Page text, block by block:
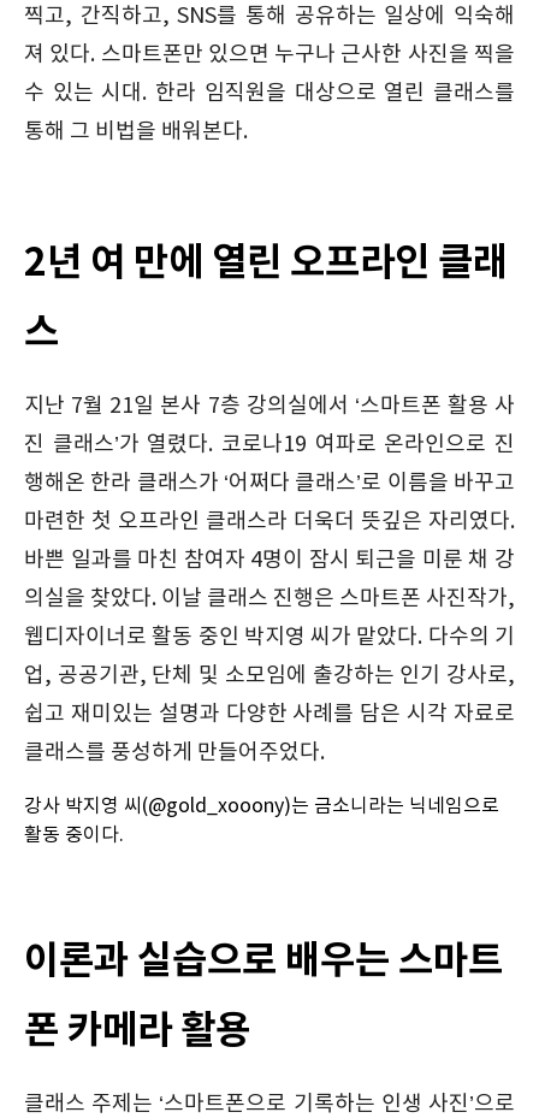
찍고, 간직하고, SNS를 통해 공유하는 일상에 익숙해
져 있다. 스마트폰만 있으면 누구나 근사한 사진을 찍을
수 있는 시대. 한라 임직원을 대상으로 열린 클래스를
통해 그 비법을 배워본다.
2년 여 만에 열린 오프라인 클래
스
지난 7월 21일 본사 7층 강의실에서 ‘스마트폰 활용 사
진 클래스’가 열렸다. 코로나19 여파로 온라인으로 진
행해온 한라 클래스가 ‘어쩌다 클래스’로 이름을 바꾸고
마련한 첫 오프라인 클래스라 더욱더 뜻깊은 자리였다.
바쁜 일과를 마친 참여자 4명이 잠시 퇴근을 미룬 채 강
의실을 찾았다. 이날 클래스 진행은 스마트폰 사진작가,
웹디자이너로 활동 중인 박지영 씨가 맡았다. 다수의 기
업, 공공기관, 단체 및 소모임에 출강하는 인기 강사로,
쉽고 재미있는 설명과 다양한 사례를 담은 시각 자료로
클래스를 풍성하게 만들어주었다.
강사 박지영 씨(@gold_xooony)는 금소니라는 닉네임으로
활동 중이다.
이론과 실습으로 배우는 스마트
폰 카메라 활용
클래스 주제는 ‘스마트폰으로 기록하는 인생 사진’으로